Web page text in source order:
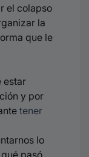
el colapso
la
que le
estar
y por
tener
lo
pasó